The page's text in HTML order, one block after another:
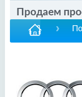
Продаем